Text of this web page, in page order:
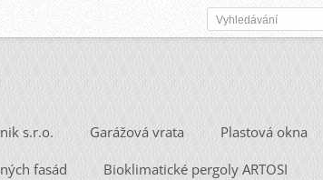
s.r.o. Garážová vrata Plastová okna
fasád Bioklimatické pergoly ARTOSI